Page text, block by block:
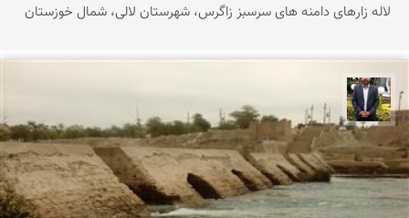
لاله زارهای دامنه های سرسبز زاگرس، شهرستان لالی، شمال خوزستان